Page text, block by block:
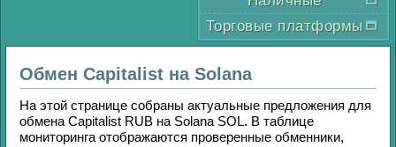
Торговые платформы
Обмен Capitalist на Solana
На этой странице собраны актуальные предложения для
обмена Capitalist RUB на Solana SOL. В таблице
мониторинга отображаются проверенные обменники,